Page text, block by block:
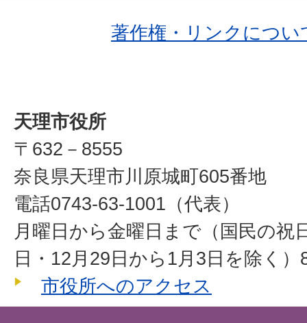
著作権・リンクについ
天理市役所
〒632－8555
奈良県天理市川原城町605番地
電話0743-63-1001（代表）
月曜日から金曜日まで（国民の祝
日・12月29日から1月3日を除く
市役所へのアクセス